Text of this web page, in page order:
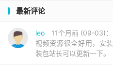
最新评论
leo
11个月前 (09-03)：
视频资源很全好用，安
装包站长可以更新一下。